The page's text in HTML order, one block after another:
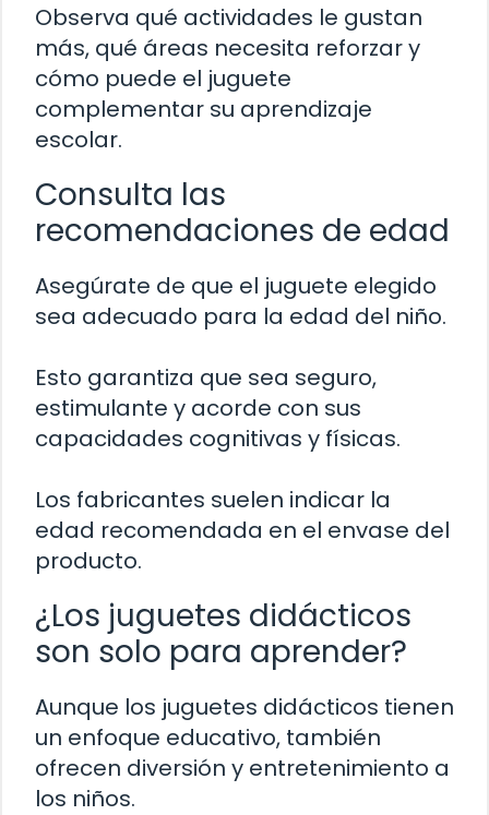
Observa qué actividades le gustan
más, qué áreas necesita reforzar y
cómo puede el juguete
complementar su aprendizaje
escolar.
Consulta las
recomendaciones de edad
Asegúrate de que el juguete elegido
sea adecuado para la edad del niño.
Esto garantiza que sea seguro,
estimulante y acorde con sus
capacidades cognitivas y físicas.
Los fabricantes suelen indicar la
edad recomendada en el envase del
producto.
¿Los juguetes didácticos
son solo para aprender?
Aunque los juguetes didácticos tienen
un enfoque educativo, también
ofrecen diversión y entretenimiento a
los niños.